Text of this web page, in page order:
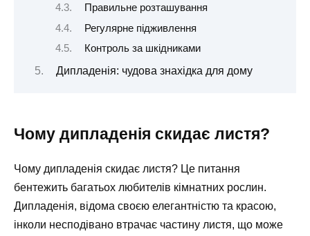
Правильне розташування
Регулярне підживлення
Контроль за шкідниками
Дипладенія: чудова знахідка для дому
Чому дипладенія скидає листя?
Чому дипладенія скидає листя? Це питання
бентежить багатьох любителів кімнатних рослин.
Дипладенія, відома своєю елегантністю та красою,
інколи несподівано втрачає частину листя, що може